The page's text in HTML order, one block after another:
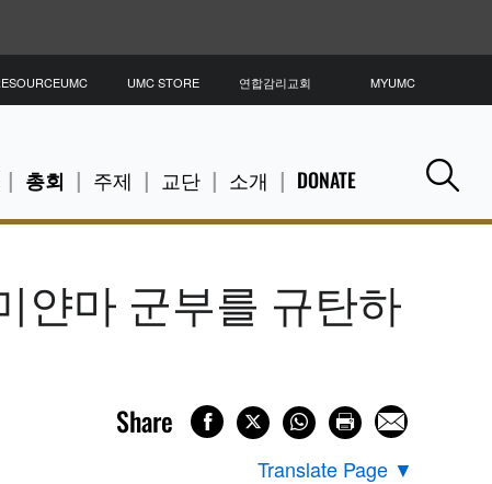
총회 주제 교단 소개 DONATE
UMC STORE 연합감리교회 MYUMC
얀마 군부를 규탄하
Share
Translate Page ▼